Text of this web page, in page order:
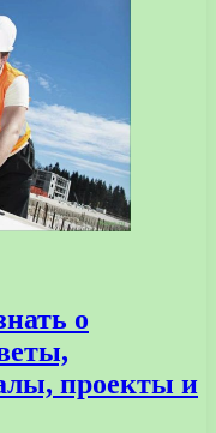
о
проекты и